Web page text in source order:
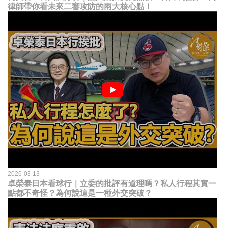
律師帶你看未來二審攻防的兩大核心點！
2026-03-13
卓榮泰日本看球行｜立委的批評有道理嗎？私人行程其實一
點都不奇怪？為何說這是一種外交突破？